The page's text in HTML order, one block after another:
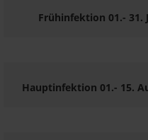
Frühinfektion 01.- 31.
Hauptinfektion 01.- 15.